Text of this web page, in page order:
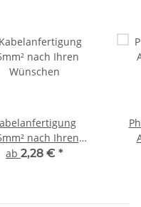
nach Ihren
Wünschen
ab 2,28 € *